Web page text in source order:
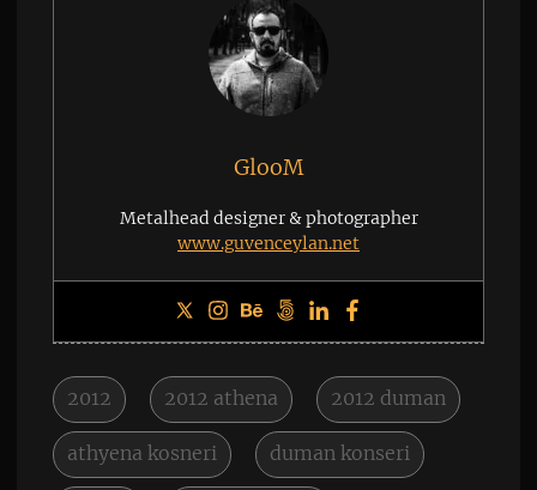
GlooM
Metalhead designer & photographer
www.guvenceylan.net
2012 2012 athena 2012 duman
athyena kosneri duman konseri